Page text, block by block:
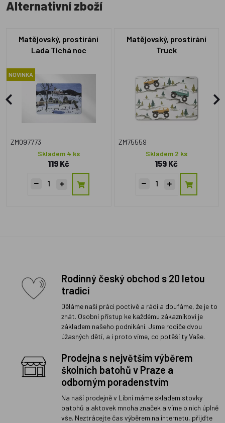
Alternativní zboží
Matějovský, prostírání
Lada Tichá noc
NOVINKA
ZM097773
Skladem 4 ks
119 Kč
Matějovský, prostírání
Truck
ZM75559
Skladem 2 ks
159 Kč
Rodinný český obchod s 20 letou
tradicí
Děláme naši práci poctivě a rádi a doufáme, že je to
znát. Osobní přístup ke každému zákazníkovi je
základem našeho podnikání. Jsme rodiče dvou
úžasných dětí, a i proto víme, co potěší ty Vaše.
Prodejna s největším výběrem
školních batohů v Praze a
odborným poradenstvím
Na naší prodejně v Libni máme skladem stovky
batohů a aktovek mnoha značek a víme o nich úplně
vše. Neztrácejte čas výběrem na internetu, přijďte